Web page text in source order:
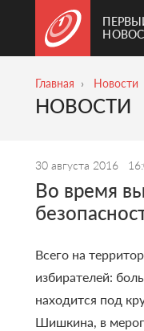
Главная Новости
НОВОСТИ
30 августа 2016
Во время
Всего на
избирателей:
находится под
Шишкина, в